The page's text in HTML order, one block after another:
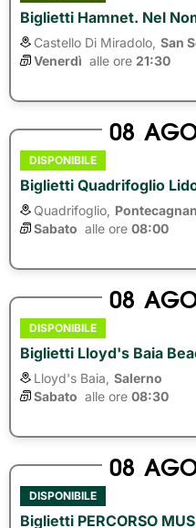
Biglietti Hamnet. Nel
Castello Di Miradolo, San
Venerdì alle ore 21:30
08
DISPONIBILE
Biglietti Quadrifoglio
Quadrifoglio,
Sabato alle ore 08:00
08
DISPONIBILE
Biglietti Lloyd's Baia
Lloyd's Baia, Salerno
Sabato alle ore 08:30
08
DISPONIBILE
Biglietti PERCORSO